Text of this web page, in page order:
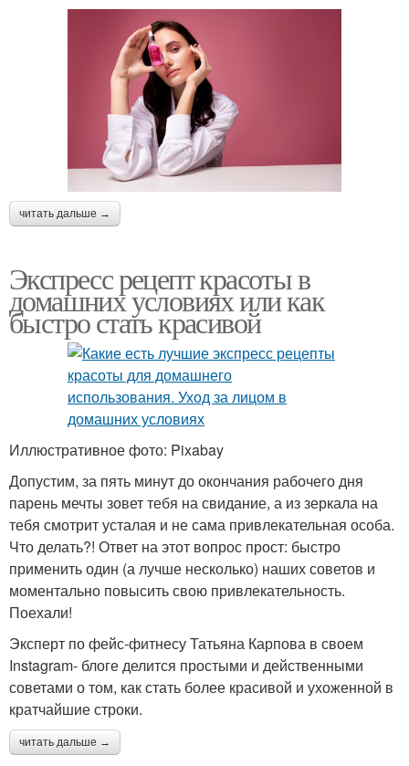
читать дальше →
Экспресс рецепт красоты в
домашних условиях или как
быстро стать красивой
Иллюстративное фото: Pixabay
Допустим, за пять минут до окончания рабочего дня
парень мечты зовет тебя на свидание, а из зеркала на
тебя смотрит усталая и не сама привлекательная особа.
Что делать?! Ответ на этот вопрос прост: быстро
применить один (а лучше несколько) наших советов и
моментально повысить свою привлекательность.
Поехали!
Эксперт по фейс-фитнесу Татьяна Карпова в своем
Instagram- блоге делится простыми и действенными
советами о том, как стать более красивой и ухоженной в
кратчайшие строки.
читать дальше →